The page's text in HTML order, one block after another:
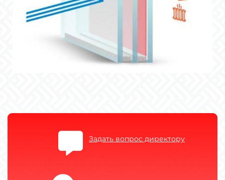
Задать вопрос директору